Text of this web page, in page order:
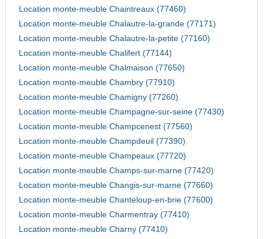
Location monte-meuble Chaintreaux (77460)
Location monte-meuble Chalautre-la-grande (77171)
Location monte-meuble Chalautre-la-petite (77160)
Location monte-meuble Chalifert (77144)
Location monte-meuble Chalmaison (77650)
Location monte-meuble Chambry (77910)
Location monte-meuble Chamigny (77260)
Location monte-meuble Champagne-sur-seine (77430)
Location monte-meuble Champcenest (77560)
Location monte-meuble Champdeuil (77390)
Location monte-meuble Champeaux (77720)
Location monte-meuble Champs-sur-marne (77420)
Location monte-meuble Changis-sur-marne (77660)
Location monte-meuble Chanteloup-en-brie (77600)
Location monte-meuble Charmentray (77410)
Location monte-meuble Charny (77410)